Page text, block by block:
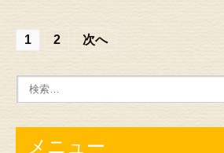
投
稿
の
ビ
1 2 次へ
メニュー